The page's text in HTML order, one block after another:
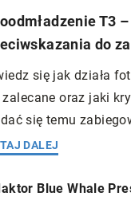
T3
do
się jak działa
zalecane oraz jaki
się temu
DALEJ
Blue Whale
w
tym
i
Zwolnienia
jak i